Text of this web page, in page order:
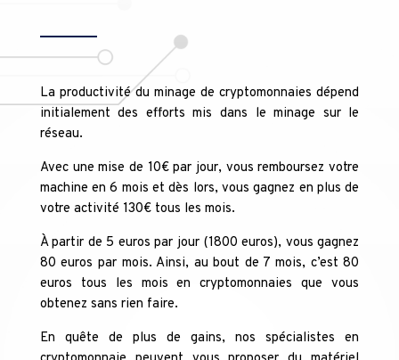
La productivité du minage de cryptomonnaies dépend
initialement des efforts mis dans le minage sur le
réseau.
Avec une mise de 10€ par jour, vous remboursez votre
machine en 6 mois et dès lors, vous gagnez en plus de
votre activité 130€ tous les mois.
À partir de 5 euros par jour (1800 euros), vous gagnez
80 euros par mois. Ainsi, au bout de 7 mois, c’est 80
euros tous les mois en cryptomonnaies que vous
obtenez sans rien faire.
En quête de plus de gains, nos spécialistes en